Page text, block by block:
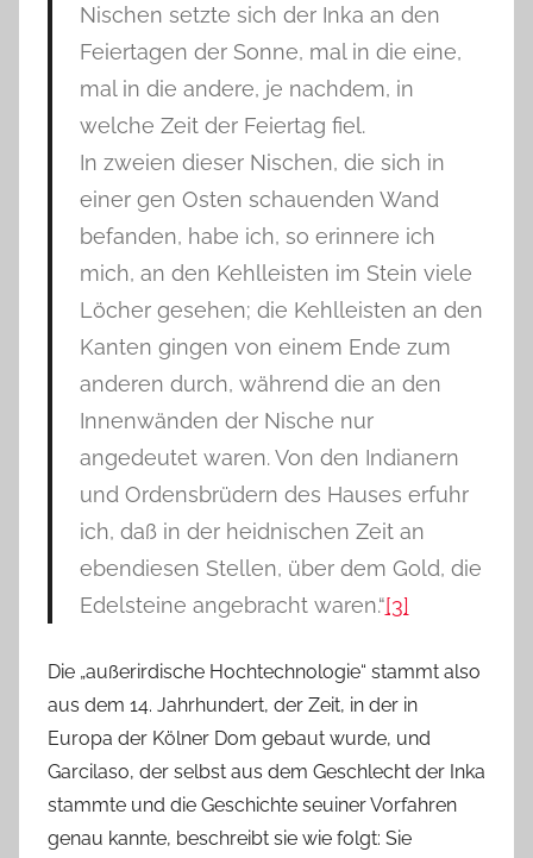
Nischen setzte sich der Inka an den
Feiertagen der Sonne, mal in die eine,
mal in die andere, je nachdem, in
welche Zeit der Feiertag fiel.
In zweien dieser Nischen, die sich in
einer gen Osten schauenden Wand
befanden, habe ich, so erinnere ich
mich, an den Kehlleisten im Stein viele
Löcher gesehen; die Kehlleisten an den
Kanten gingen von einem Ende zum
anderen durch, während die an den
Innenwänden der Nische nur
angedeutet waren. Von den Indianern
und Ordensbrüdern des Hauses erfuhr
ich, daß in der heidnischen Zeit an
ebendiesen Stellen, über dem Gold, die
Edelsteine angebracht waren.“[3]
Die „außerirdische Hochtechnologie“ stammt also
aus dem 14. Jahrhundert, der Zeit, in der in
Europa der Kölner Dom gebaut wurde, und
Garcilaso, der selbst aus dem Geschlecht der Inka
stammte und die Geschichte seuiner Vorfahren
genau kannte, beschreibt sie wie folgt: Sie